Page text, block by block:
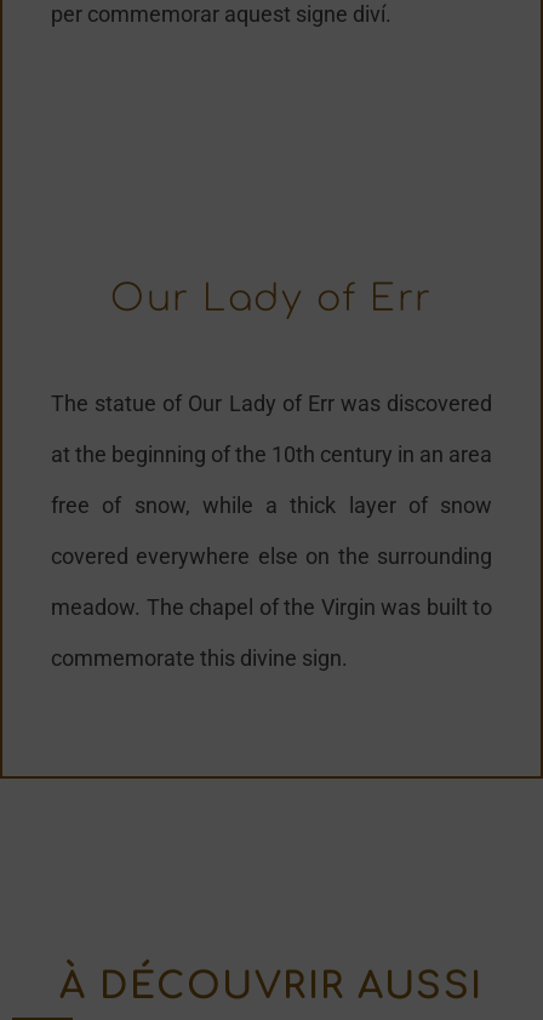
per commemorar aquest signe diví.
Our Lady of Err
The statue of Our Lady of Err was discovered
at the beginning of the 10th century in an area
free of snow, while a thick layer of snow
covered everywhere else on the surrounding
meadow. The chapel of the Virgin was built to
commemorate this divine sign.
À DÉCOUVRIR AUSSI